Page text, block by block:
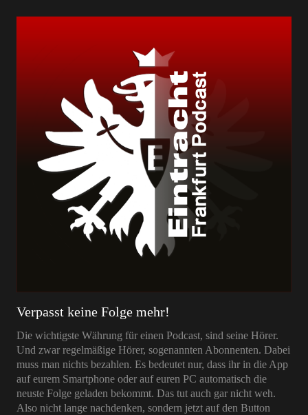
Verpasst keine Folge mehr!
Die wichtigste Währung für einen Podcast, sind seine Hörer.
Und zwar regelmäßige Hörer, sogenannten Abonnenten. Dabei
muss man nichts bezahlen. Es bedeutet nur, dass ihr in die App
auf eurem Smartphone oder auf euren PC automatisch die
neuste Folge geladen bekommt. Das tut auch gar nicht weh.
Also nicht lange nachdenken, sondern jetzt auf den Button